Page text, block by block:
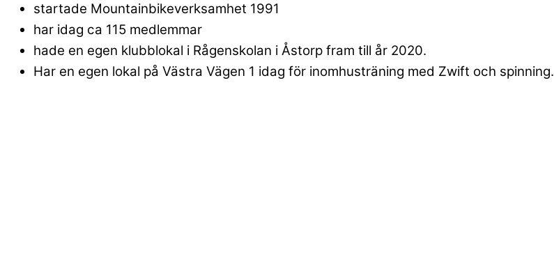
startade Mountainbikeverksamhet 1991
har idag ca 115 medlemmar
hade en egen klubblokal i Rågenskolan i Åstorp fram till år 2020.
Har en egen lokal på Västra Vägen 1 idag för inomhusträning med Zwift och spinning.